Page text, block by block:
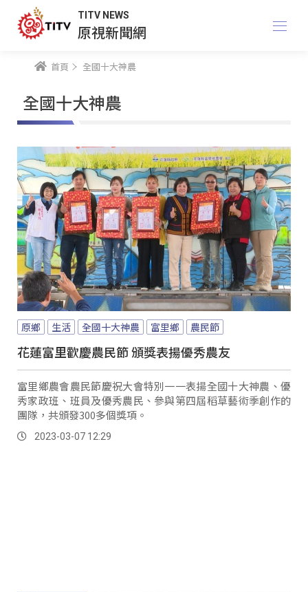
TITV NEWS
原視新聞網
首頁 全國十大神農
全國十大神農
原鄉 生活 全國十大神農 富里鄉 農民節
花蓮富里歡慶農民節 頒獎表揚優秀農友
富里鄉農會農民節慶祝大會特別一一表揚全國十大神農、優
秀家政班、班員及優秀農民、參與第四屆稻草藝術季創作的
團隊，共頒發300多個獎項。
2023-03-07 12:29